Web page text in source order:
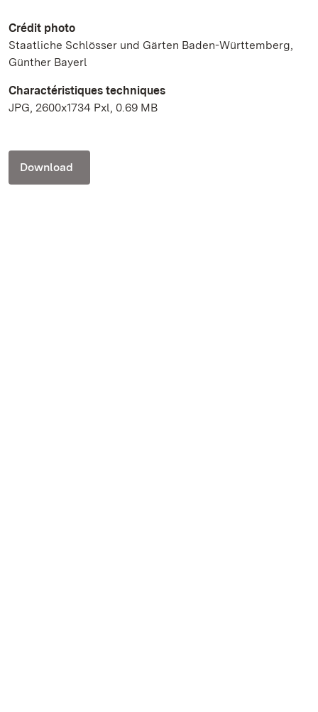
Crédit photo
Staatliche Schlösser und Gärten Baden-Württemberg,
Günther Bayerl
Charactéristiques techniques
JPG, 2600x1734 Pxl, 0.69 MB
Download